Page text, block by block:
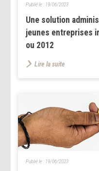
Une solution
jeunes entreprises
ou 2012
Publié le : 19/06/2023
Lire la suite
Publié le : 19/06/2023